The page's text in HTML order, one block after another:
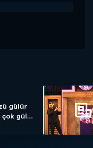
gülür
çok gül...